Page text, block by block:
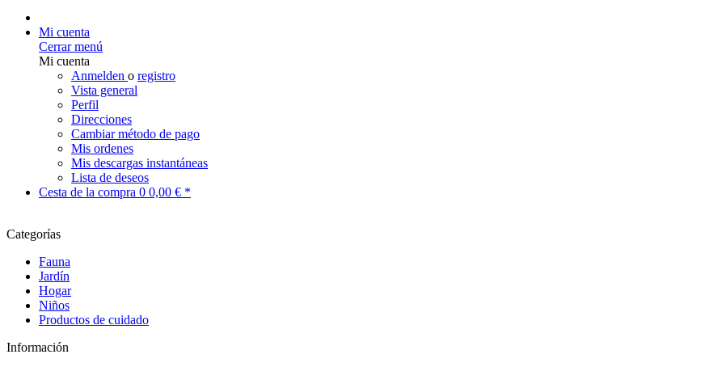
Mi cuenta
Cerrar menú
Mi cuenta
Anmelden o registro
Vista general
Perfil
Direcciones
Cambiar método de pago
Mis ordenes
Mis descargas instantáneas
Lista de deseos
Cesta de la compra 0 0,00 € *
Categorías
Fauna
Jardín
Hogar
Niños
Productos de cuidado
Información